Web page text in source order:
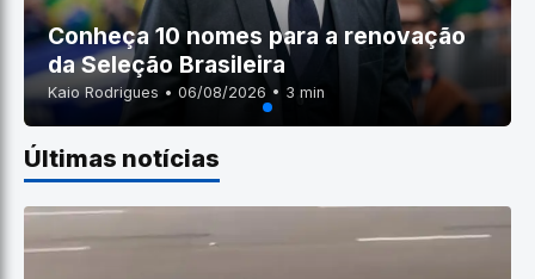
Conheça 10 nomes para a renovação
da Seleção Brasileira
Kaio Rodrigues • 06/08/2026 • 3 min
Últimas notícias